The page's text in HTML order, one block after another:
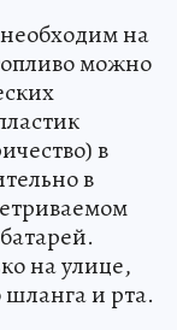
на
можно
в
в
на улице,
и рта.